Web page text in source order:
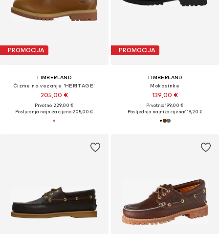
PROMOCIJA
TIMBERLAND
Čizme na vezanje 'HERITAGE'
205,00 €
Prvotno: 229,00 €
Posljednja najniža cijena:205,00 €
PROMOCIJA
TIMBERLAND
Mokasinke
139,00 €
Prvotno: 199,00 €
Posljednja najniža cijena:119,20 €